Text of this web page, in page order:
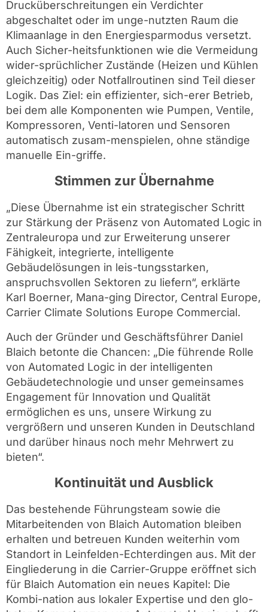
Drucküberschreitungen ein Verdichter
abgeschaltet oder im unge-nutzten Raum die
Klimaanlage in den Energiesparmodus versetzt.
Auch Sicher-heitsfunktionen wie die Vermeidung
wider-sprüchlicher Zustände (Heizen und Kühlen
gleichzeitig) oder Notfallroutinen sind Teil dieser
Logik. Das Ziel: ein effizienter, sich-erer Betrieb,
bei dem alle Komponenten wie Pumpen, Ventile,
Kompressoren, Venti-latoren und Sensoren
automatisch zusam-menspielen, ohne ständige
manuelle Ein-griffe.
Stimmen zur Übernahme
„Diese Übernahme ist ein strategischer Schritt
zur Stärkung der Präsenz von Automated Logic in
Zentraleuropa und zur Erweiterung unserer
Fähigkeit, integrierte, intelligente
Gebäudelösungen in leis-tungsstarken,
anspruchsvollen Sektoren zu liefern“, erklärte
Karl Boerner, Mana-ging Director, Central Europe,
Carrier Climate Solutions Europe Commercial.
Auch der Gründer und Geschäftsführer Daniel
Blaich betonte die Chancen: „Die führende Rolle
von Automated Logic in der intelligenten
Gebäudetechnologie und unser gemeinsames
Engagement für Innovation und Qualität
ermöglichen es uns, unsere Wirkung zu
vergrößern und unseren Kunden in Deutschland
und darüber hinaus noch mehr Mehrwert zu
bieten“.
Kontinuität und Ausblick
Das bestehende Führungsteam sowie die
Mitarbeitenden von Blaich Automation bleiben
erhalten und betreuen Kunden weiterhin vom
Standort in Leinfelden-Echterdingen aus. Mit der
Eingliederung in die Carrier-Gruppe eröffnet sich
für Blaich Automation ein neues Kapitel: Die
Kombi-nation aus lokaler Expertise und den glo-